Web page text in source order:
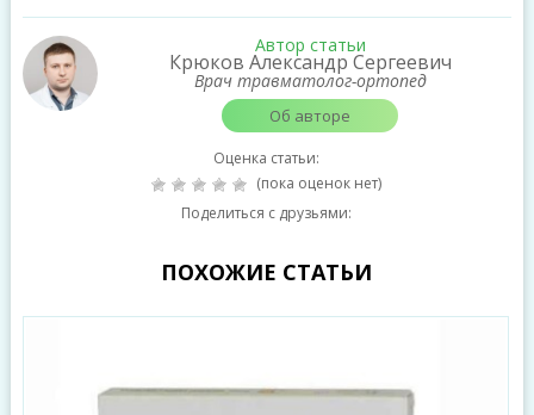
Автор статьи
Крюков Александр Сергеевич
Врач травматолог-ортопед
Об авторе
Оценка статьи:
(пока оценок нет)
Поделиться с друзьями:
ПОХОЖИЕ СТАТЬИ